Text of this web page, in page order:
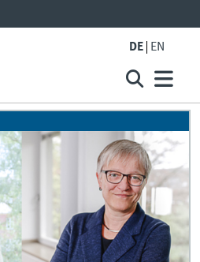
DE EN